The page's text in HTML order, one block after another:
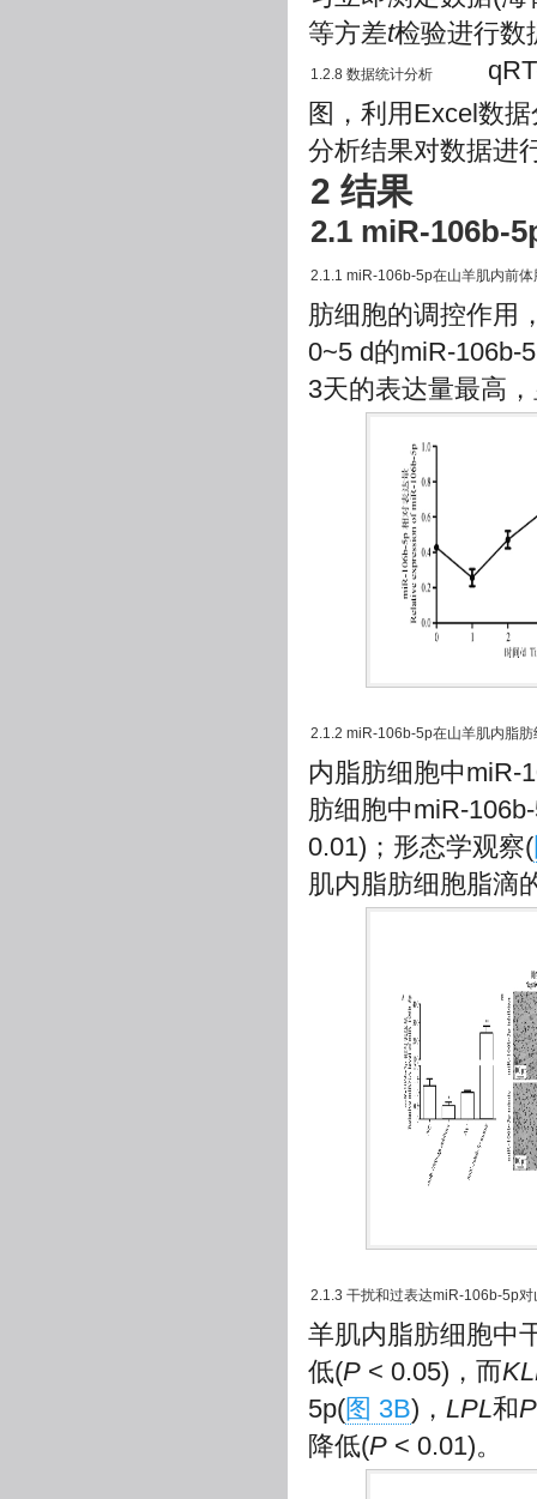
等方差t检验进行数
1.2.8 数据统计分析
qRT-
图，利用Excel数
分析结果对数据进
2 结果
2.1 miR-106b-
2.1.1 miR-106b-5p在山羊肌内前
肪细胞的调控作用
0~5 d的miR-106b-
3天的表达量最高
2.1.2 miR-106b-5p在山羊肌内脂
内脂肪细胞中miR-
肪细胞中miR-
0.01)；形态学观察(
肌内脂肪细胞脂滴
2.1.3 干扰和过表达miR-106b-5p
羊肌内脂肪细胞中
低(P < 0.05)，而
5p(图 3B)， LPL和
降低(P < 0.01)。